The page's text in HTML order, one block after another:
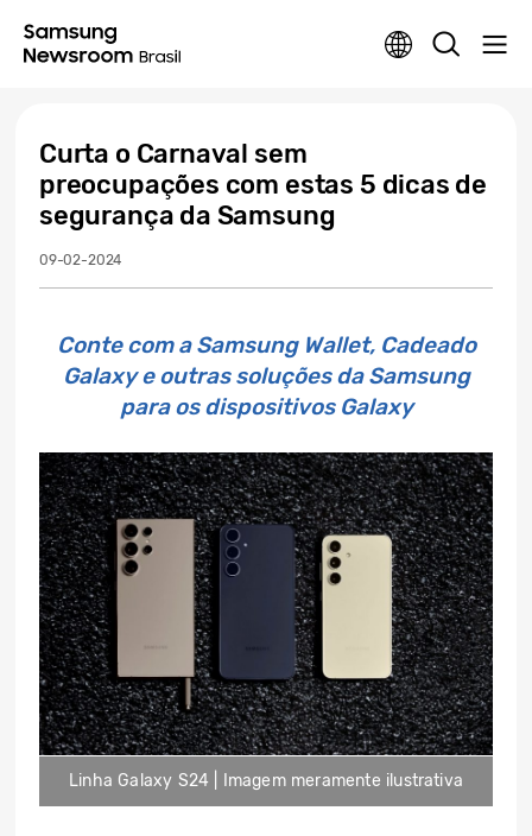
Curta o Carnaval sem
preocupações com estas 5 dicas de
segurança da Samsung
09-02-2024
Conte com a Samsung Wallet, Cadeado
Galaxy e outras soluções da Samsung
para os dispositivos Galaxy
Linha Galaxy S24 | Imagem meramente ilustrativa